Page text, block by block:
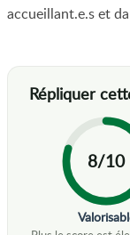
accueillant.e.s et
8/10